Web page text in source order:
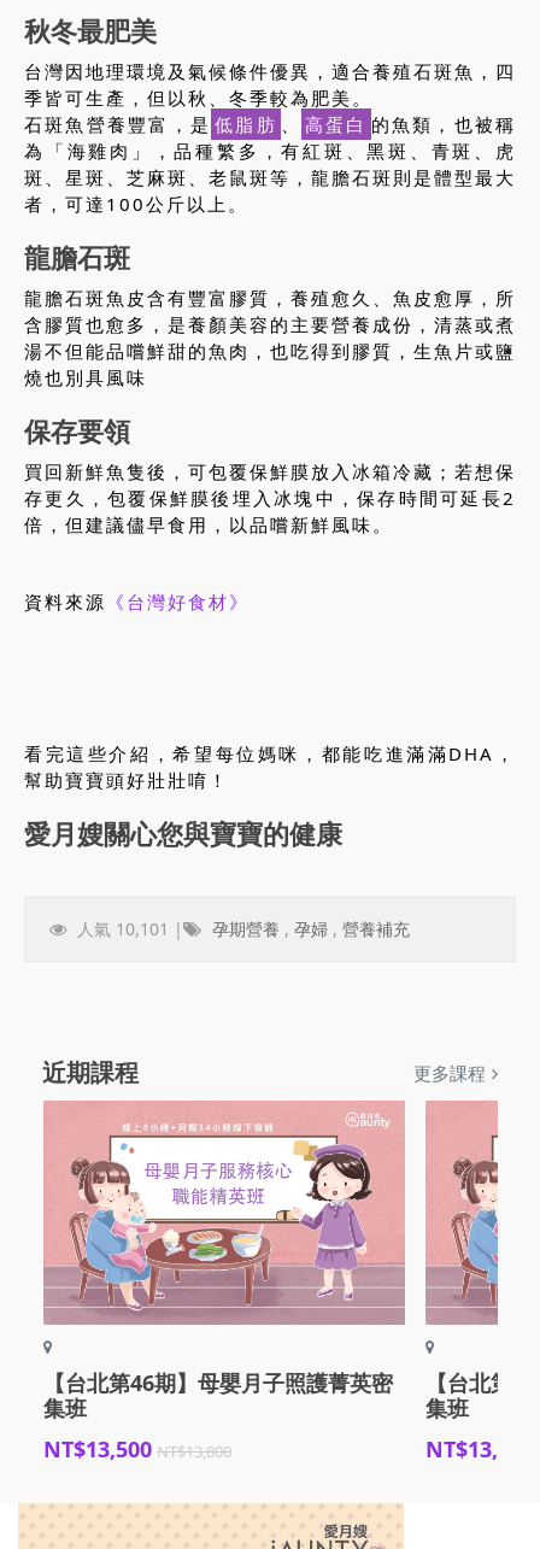
秋冬最肥美
台灣因地理環境及氣候條件優異，適合養殖石斑魚，四
季皆可生產，但以秋、冬季較為肥美。
石斑魚營養豐富，是 低脂肪 、 高蛋白 的魚類，也被稱
為「海雞肉」，品種繁多，有紅斑、黑斑、青斑、虎
斑、星斑、芝麻斑、老鼠斑等，龍膽石斑則是體型最大
者，可達100公斤以上。
龍膽石斑
龍膽石斑魚皮含有豐富膠質，養殖愈久、魚皮愈厚，所
含膠質也愈多，是養顏美容的主要營養成份，清蒸或煮
湯不但能品嚐鮮甜的魚肉，也吃得到膠質，生魚片或鹽
燒也別具風味
保存要領
買回新鮮魚隻後，可包覆保鮮膜放入冰箱冷藏；若想保
存更久，包覆保鮮膜後埋入冰塊中，保存時間可延長2
倍，但建議儘早食用，以品嚐新鮮風味。
資料來源 《台灣好食材》
看完這些介紹，希望每位媽咪，都能吃進滿滿DHA，
幫助寶寶頭好壯壯唷！
愛月嫂關心您與寶寶的健康
人氣 10,101 | 孕期營養 , 孕婦 , 營養補充
近期課程 更多課程
【台北第46期】母嬰月子照護菁英密
集班
NT$13,500 NT$13,800
【台北第
集班
NT$13,500